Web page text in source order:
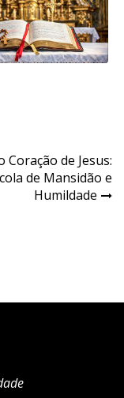
Coração de Jesus:
de Mansidão e
Humildade